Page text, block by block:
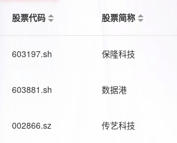
股票代码
股票简称
603197.sh 保隆科技
603881.sh 数据港
002866.sz 传艺科技